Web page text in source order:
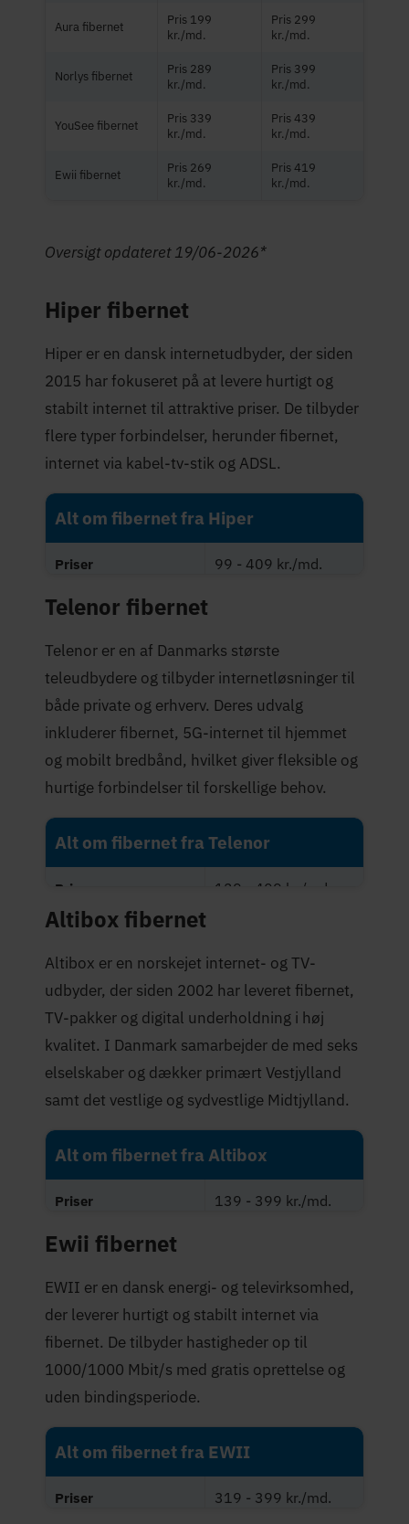
Aura fibernet
Pris 199
kr./md.
Pris 299
kr./md.
Norlys fibernet
Pris 289
kr./md.
Pris 399
kr./md.
YouSee fibernet
Pris 339
kr./md.
Pris 439
kr./md.
Ewii fibernet
Pris 269
kr./md.
Pris 419
kr./md.
Oversigt opdateret 19/06-2026*
Hiper fibernet
Hiper er en dansk internetudbyder, der siden
2015 har fokuseret på at levere hurtigt og
stabilt internet til attraktive priser. De tilbyder
flere typer forbindelser, herunder fibernet,
internet via kabel-tv-stik og ADSL.
Alt om fibernet fra Hiper
Priser 99 - 409 kr./md.
Maksimal hastighed
Trustpilot-score 4,7 stjerner
Telenor fibernet
Telenor er en af Danmarks største
teleudbydere og tilbyder internetløsninger til
både private og erhverv. Deres udvalg
inkluderer fibernet, 5G-internet til hjemmet
og mobilt bredbånd, hvilket giver fleksible og
hurtige forbindelser til forskellige behov.
Alt om fibernet fra Telenor
Priser 129 - 409 kr./md.
Maksimal hastighed
(Mbit/s)
Trustpilot-score 3,9 stjerner
Altibox fibernet
Altibox er en norskejet internet- og TV-
udbyder, der siden 2002 har leveret fibernet,
TV-pakker og digital underholdning i høj
kvalitet. I Danmark samarbejder de med seks
elselskaber og dækker primært Vestjylland
samt det vestlige og sydvestlige Midtjylland.
Alt om fibernet fra Altibox
Priser 139 - 399 kr./md.
Maksimal hastighed
Trustpilot-score 4,0 stjerner
Ewii fibernet
EWII er en dansk energi- og televirksomhed,
der leverer hurtigt og stabilt internet via
fibernet. De tilbyder hastigheder op til
1000/1000 Mbit/s med gratis oprettelse og
uden bindingsperiode.
Alt om fibernet fra EWII
Priser 319 - 399 kr./md.